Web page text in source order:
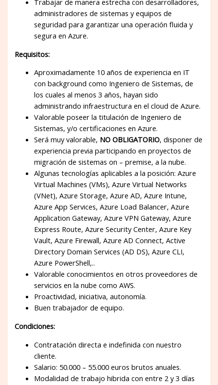
Trabajar de manera estrecha con desarrolladores,
administradores de sistemas y equipos de
seguridad para garantizar una operación fluida y
segura en Azure.
Requisitos:
Aproximadamente 10 años de experiencia en IT
con background como Ingeniero de Sistemas, de
los cuales al menos 3 años, hayan sido
administrando infraestructura en el cloud de Azure.
Valorable poseer la titulación de Ingeniero de
Sistemas, y/o certificaciones en Azure.
Será muy valorable, NO OBLIGATORIO, disponer de
experiencia previa participando en proyectos de
migración de sistemas on – premise, a la nube.
Algunas tecnologías aplicables a la posición: Azure
Virtual Machines (VMs), Azure Virtual Networks
(VNet), Azure Storage, Azure AD, Azure Intune,
Azure App Services, Azure Load Balancer, Azure
Application Gateway, Azure VPN Gateway, Azure
Express Route, Azure Security Center, Azure Key
Vault, Azure Firewall, Azure AD Connect, Active
Directory Domain Services (AD DS), Azure CLI,
Azure PowerShell,..
Valorable conocimientos en otros proveedores de
servicios en la nube como AWS.
Proactividad, iniciativa, autonomía.
Buen trabajador de equipo.
Condiciones:
Contratación directa e indefinida con nuestro
cliente.
Salario: 50.000 – 55.000 euros brutos anuales.
Modalidad de trabajo hibrida con entre 2 y 3 días